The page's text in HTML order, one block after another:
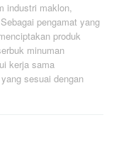
industri maklon,
pengamat yang
produk
minuman
kerja sama
sesuai dengan